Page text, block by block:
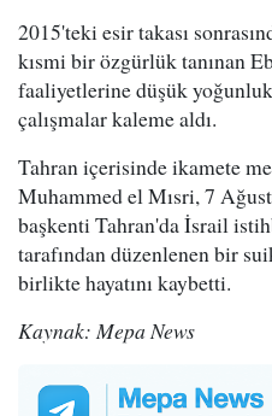
2015'teki esir takası
kısmi bir özgürlük tanınan
faaliyetlerine düşük
çalışmalar kaleme aldı.
Tahran içerisinde ikamete
Muhammed el Mısri, 7
başkenti Tahran'da İsrail
tarafından düzenlenen bir
birlikte hayatını kaybetti.
Kaynak: Mepa News